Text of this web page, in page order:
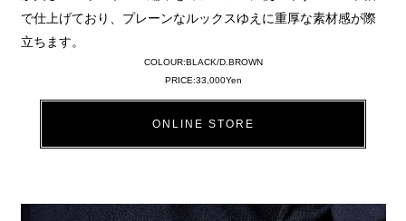
で仕上げており、プレーンなルックスゆえに重厚な素材感が際
立ちます。
COLOUR:BLACK/D.BROWN
PRICE:33,000Yen
ONLINE STORE